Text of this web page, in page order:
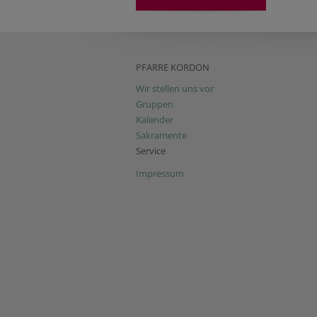
PFARRE KORDON
Wir stellen uns vor
Gruppen
Kalender
Sakramente
Service
Impressum